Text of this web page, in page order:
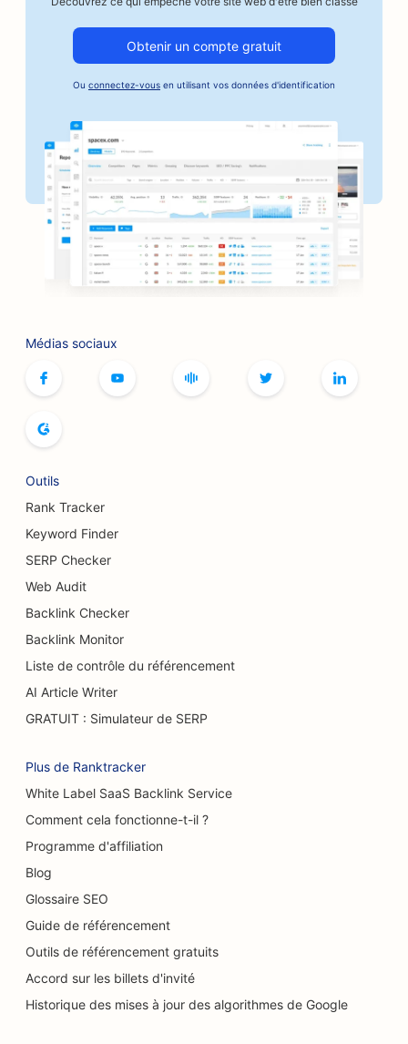
SEO pour les ateliers de réparation automobile
SEO pour les ateliers de carrosserie
SEO pour les banques
SEO pour les boulangeries
SEO pour les salons de coiffure
SEO pour les barbecues
comblement
SEO pour les boulangeries
SEO pour les brasseries
mammaire
SEO pour les restaurants buffets
SEO pour les camions à hamburgers
SEO pour les pâtisseries
SEO pour les restaurants décontractés
SEO pour les magasins de tapis et de
SEO pour les stations-service
SEO pour les concessionnaires automobiles
SEO pour les services de nettoyage
SEO pour les chiropracteurs
Obtenir un compte gratuit
Ou connectez-vous en utilisant vos données d'identification
Médias sociaux
Outils
Rank Tracker
Keyword Finder
SERP Checker
Web Audit
Backlink Checker
Backlink Monitor
Liste de contrôle du référencement
AI Article Writer
GRATUIT : Simulateur de SERP
Plus de Ranktracker
White Label SaaS Backlink Service
Comment cela fonctionne-t-il ?
Programme d'affiliation
Blog
Glossaire SEO
Guide de référencement
Outils de référencement gratuits
Accord sur les billets d'invité
Historique des mises à jour des algorithmes de Google